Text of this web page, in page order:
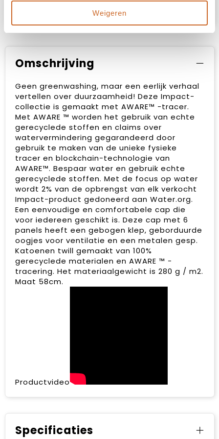
Weigeren
Omschrijving
Geen greenwashing, maar een eerlijk verhaal
vertellen over duurzaamheid! Deze Impact-
collectie is gemaakt met AWARE™ -tracer.
Met AWARE ™ worden het gebruik van echte
gerecyclede stoffen en claims over
watervermindering gegarandeerd door
gebruik te maken van de unieke fysieke
tracer en blockchain-technologie van
AWARE™. Bespaar water en gebruik echte
gerecyclede stoffen. Met de focus op water
wordt 2% van de opbrengst van elk verkocht
Impact-product gedoneerd aan Water.org.
Een eenvoudige en comfortabele cap die
voor iedereen geschikt is. Deze cap met 6
panels heeft een gebogen klep, geborduurde
oogjes voor ventilatie en een metalen gesp.
Katoenen twill gemaakt van 100%
gerecyclede materialen en AWARE ™ -
tracering. Het materiaalgewicht is 280 g / m2.
Maat 58cm.
Productvideo
Specificaties